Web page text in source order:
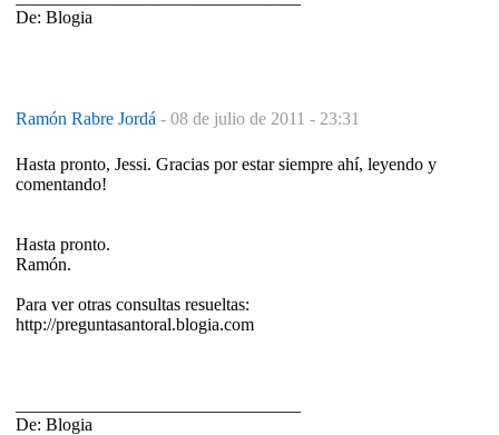
De: Blogia
Ramón Rabre Jordá - 08 de julio de 2011 - 23:31
Hasta pronto, Jessi. Gracias por estar siempre ahí, leyendo y
comentando!
Hasta pronto.
Ramón.
Para ver otras consultas resueltas:
http://preguntasantoral.blogia.com
De: Blogia